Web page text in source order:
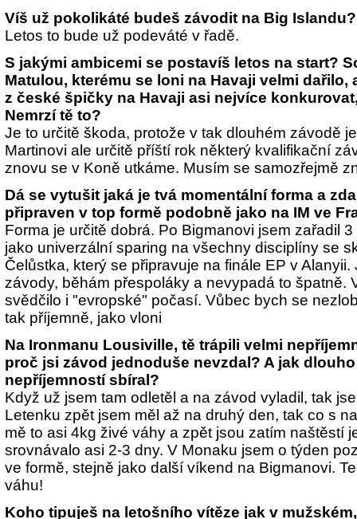
Víš už pokolikáté budeš závodit na Big Islandu?
Letos to bude už podeváté v řadě.
S jakými ambicemi se postavíš letos na start?
Matulou, kterému se loni na Havaji velmi dařilo,
z české špičky na Havaji asi nejvíce
Nemrzí tě to?
Je to určitě škoda, protože v tak dlouhém závodě
Martinovi ale určitě příští rok některý kvalifikační
znovu se v Koně utkáme. Musím se samozřejmě
Dá se vytušit jaká je tvá momentální forma a
připraven v top formě podobně jako na IM ve
Forma je určitě dobrá. Po Bigmanovi jsem zařadil
jako univerzální sparing na všechny disciplíny se
Čelůstka, který se připravuje na finále EP v
závody, běhám přespoláky a nevypadá to špatně.
svědčilo i "evropské" počasí. Vůbec bych se
tak příjemně, jako vloni
Na Ironmanu Lousiville, tě trápili velmi
proč jsi závod jednoduše nevzdal? A jak
nepříjemností sbíral?
Když už jsem tam odletěl a na závod vyladil, tak
Letenku zpět jsem měl až na druhý den, tak co s
mě to asi 4kg živé váhy a zpět jsou zatím naštěstí
srovnávalo asi 2-3 dny. V Monaku jsem o týden
ve formě, stejně jako další víkend na Bigmanovi.
váhu!
Koho tipuješ na letošního vítěze jak v